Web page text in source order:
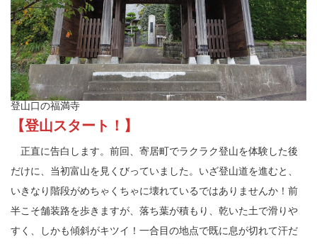
登山口の福満寺
【登山スタート！】
正直に告白します。前回、寄居町でラクラク登山を体験した後
だけに、当初富山を見くびっていました。いざ登山道を進むと、
いきなり階段がめちゃくちゃに壊れているではありませんか！前
半こそ舗装路を歩きますが、落ち葉が積もり、乾いた土で滑りや
すく、しかも傾斜がキツイ！一合目の地点で既に息が切れて汗だ